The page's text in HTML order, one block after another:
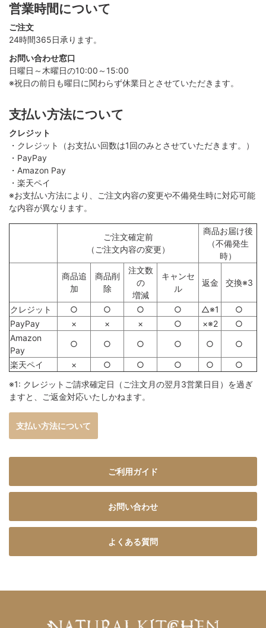
営業時間について
ご注文
24時間365日承ります。
お問い合わせ窓口
日曜日～木曜日の10:00～15:00
※祝日の前日も曜日に関わらず休業日とさせていただきます。
支払い方法について
クレジット
・クレジット（お支払い回数は1回のみとさせていただきます。）
・PayPay
・Amazon Pay
・楽天ペイ
※お支払い方法により、ご注文内容の変更や不備発生時に対応可能
な内容が異なります。
ご注文確定前
（ご注文内容の変更）
商品お届け後
（不備発生
時）
商品追
加
商品削
除
注文数
の
増減
キャンセ
ル
返金 交換※3
クレジット ○ ○ ○ ○ △※1
○
PayPay
× × × ○ ×※2
○
Amazon
Pay
○ ○ ○ ○ ○ ○
楽天ペイ × ○ ○ ○ ○
○
※1: クレジットご請求確定日（ご注文月の翌月3営業日目）を過ぎ
ますと、ご返金対応いたしかねます。
支払い方法について
ご利用ガイド
お問い合わせ
よくある質問